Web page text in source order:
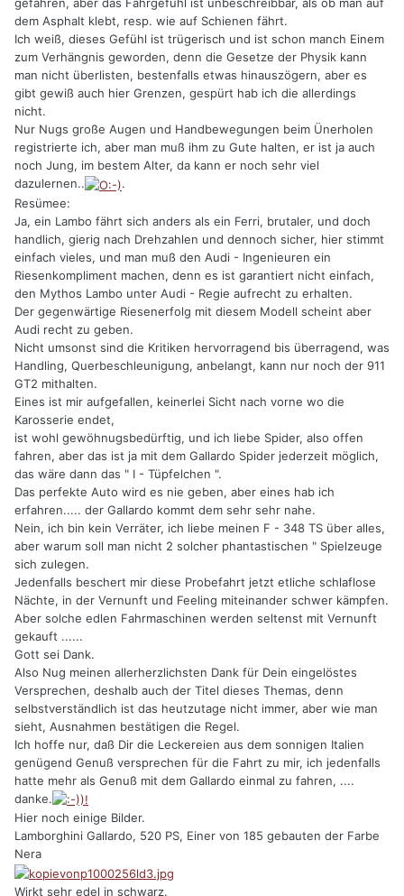
gefahren, aber das Fahrgefühl ist unbeschreibbar, als ob man auf
dem Asphalt klebt, resp. wie auf Schienen fährt.
Ich weiß, dieses Gefühl ist trügerisch und ist schon manch Einem
zum Verhängnis geworden, denn die Gesetze der Physik kann
man nicht überlisten, bestenfalls etwas hinauszögern, aber es
gibt gewiß auch hier Grenzen, gespürt hab ich die allerdings
nicht.
Nur Nugs große Augen und Handbewegungen beim Ünerholen
registrierte ich, aber man muß ihm zu Gute halten, er ist ja auch
noch Jung, im bestem Alter, da kann er noch sehr viel
dazulernen..
.
Resümee:
Ja, ein Lambo fährt sich anders als ein Ferri, brutaler, und doch
handlich, gierig nach Drehzahlen und dennoch sicher, hier stimmt
einfach vieles, und man muß den Audi - Ingenieuren ein
Riesenkompliment machen, denn es ist garantiert nicht einfach,
den Mythos Lambo unter Audi - Regie aufrecht zu erhalten.
Der gegenwärtige Riesenerfolg mit diesem Modell scheint aber
Audi recht zu geben.
Nicht umsonst sind die Kritiken hervorragend bis überragend, was
Handling, Querbeschleunigung, anbelangt, kann nur noch der 911
GT2 mithalten.
Eines ist mir aufgefallen, keinerlei Sicht nach vorne wo die
Karosserie endet,
ist wohl gewöhnugsbedürftig, und ich liebe Spider, also offen
fahren, aber das ist ja mit dem Gallardo Spider jederzeit möglich,
das wäre dann das " I - Tüpfelchen ".
Das perfekte Auto wird es nie geben, aber eines hab ich
erfahren..... der Gallardo kommt dem sehr sehr nahe.
Nein, ich bin kein Verräter, ich liebe meinen F - 348 TS über alles,
aber warum soll man nicht 2 solcher phantastischen " Spielzeuge
sich zulegen.
Jedenfalls beschert mir diese Probefahrt jetzt etliche schlaflose
Nächte, in der Vernunft und Feeling miteinander schwer kämpfen.
Aber solche edlen Fahrmaschinen werden seltenst mit Vernunft
gekauft ......
Gott sei Dank.
Also Nug meinen allerherzlichsten Dank für Dein eingelöstes
Versprechen, deshalb auch der Titel dieses Themas, denn
selbstverständlich ist das heutzutage nicht immer, aber wie man
sieht, Ausnahmen bestätigen die Regel.
Ich hoffe nur, daß Dir die Leckereien aus dem sonnigen Italien
genügend Genuß versprechen für die Fahrt zu mir, ich jedenfalls
hatte mehr als Genuß mit dem Gallardo einmal zu fahren, ....
danke.
Hier noch einige Bilder.
Lamborghini Gallardo, 520 PS, Einer von 185 gebauten der Farbe
Nera
Wirkt sehr edel in schwarz.